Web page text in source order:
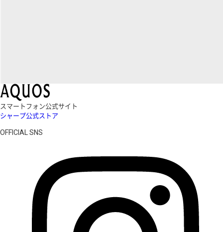
スマートフォン公式サイト
シャープ公式ストア
OFFICIAL SNS